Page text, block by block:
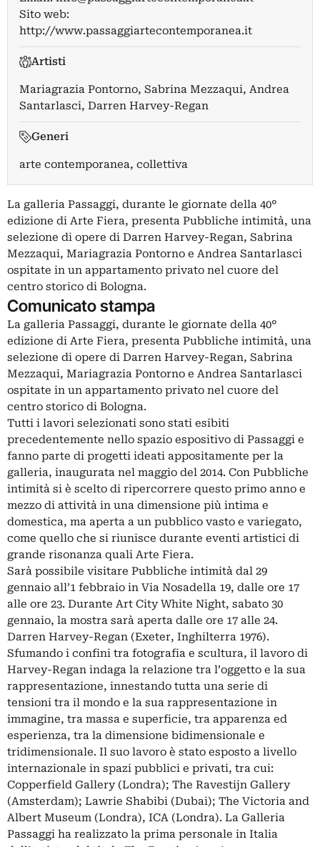
Sito web:
http://www.passaggiartecontemporanea.it
Artisti
Mariagrazia Pontorno, Sabrina Mezzaqui, Andrea
Santarlasci, Darren Harvey-Regan
Generi
arte contemporanea, collettiva
La galleria Passaggi, durante le giornate della 40°
edizione di Arte Fiera, presenta Pubbliche intimità, una
selezione di opere di Darren Harvey-Regan, Sabrina
Mezzaqui, Mariagrazia Pontorno e Andrea Santarlasci
ospitate in un appartamento privato nel cuore del
centro storico di Bologna.
Comunicato stampa
La galleria Passaggi, durante le giornate della 40°
edizione di Arte Fiera, presenta Pubbliche intimità, una
selezione di opere di Darren Harvey-Regan, Sabrina
Mezzaqui, Mariagrazia Pontorno e Andrea Santarlasci
ospitate in un appartamento privato nel cuore del
centro storico di Bologna.
Tutti i lavori selezionati sono stati esibiti
precedentemente nello spazio espositivo di Passaggi e
fanno parte di progetti ideati appositamente per la
galleria, inaugurata nel maggio del 2014. Con Pubbliche
intimità si è scelto di ripercorrere questo primo anno e
mezzo di attività in una dimensione più intima e
domestica, ma aperta a un pubblico vasto e variegato,
come quello che si riunisce durante eventi artistici di
grande risonanza quali Arte Fiera.
Sarà possibile visitare Pubbliche intimità dal 29
gennaio all’1 febbraio in Via Nosadella 19, dalle ore 17
alle ore 23. Durante Art City White Night, sabato 30
gennaio, la mostra sarà aperta dalle ore 17 alle 24.
Darren Harvey-Regan (Exeter, Inghilterra 1976).
Sfumando i confini tra fotografia e scultura, il lavoro di
Harvey-Regan indaga la relazione tra l’oggetto e la sua
rappresentazione, innestando tutta una serie di
tensioni tra il mondo e la sua rappresentazione in
immagine, tra massa e superficie, tra apparenza ed
esperienza, tra la dimensione bidimensionale e
tridimensionale. Il suo lavoro è stato esposto a livello
internazionale in spazi pubblici e privati, tra cui:
Copperfield Gallery (Londra); The Ravestijn Gallery
(Amsterdam); Lawrie Shabibi (Dubai); The Victoria and
Albert Museum (Londra), ICA (Londra). La Galleria
Passaggi ha realizzato la prima personale in Italia